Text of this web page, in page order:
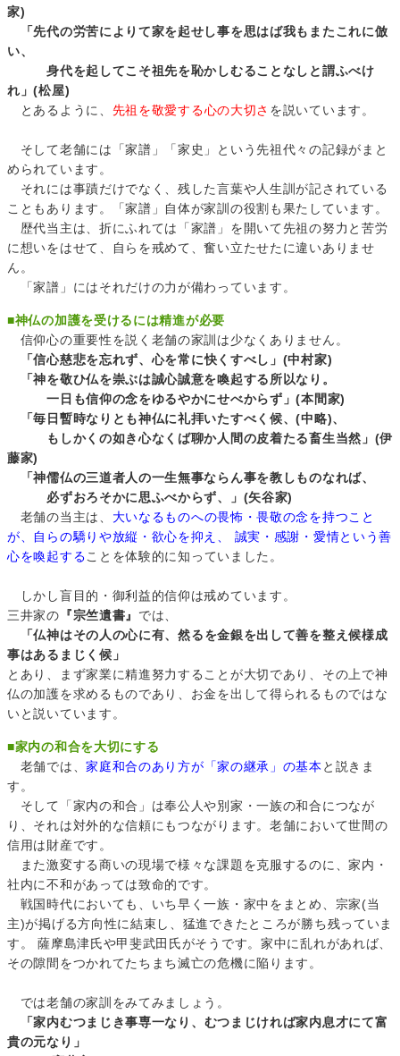
家)
「先代の労苦によりて家を起せし事を思はば我もまたこれに倣
い、
身代を起してこそ祖先を恥かしむることなしと謂ふべけ
れ」(松屋)
とあるように、 先祖を敬愛する心の大切さ を説いています。
そして老舗には「家譜」「家史」という先祖代々の記録がまと
められています。
それには事蹟だけでなく、残した言葉や人生訓が記されている
こともあります。「家譜」自体が家訓の役割も果たしています。
歴代当主は、折にふれては「家譜」を開いて先祖の努力と苦労
に想いをはせて、自らを戒めて、奮い立たせたに違いありませ
ん。
「家譜」にはそれだけの力が備わっています。
■神仏の加護を受けるには精進が必要
信仰心の重要性を説く老舗の家訓は少なくありません。
「信心慈悲を忘れず、心を常に快くすべし」(中村家)
「神を敬ひ仏を崇ぶは誠心誠意を喚起する所以なり。
一日も信仰の念をゆるやかにせべからず」(本間家)
「毎日暫時なりとも神仏に礼拝いたすべく候、(中略)、
もしかくの如き心なくば聊か人間の皮着たる畜生当然」(伊
藤家)
「神儒仏の三道者人の一生無事ならん事を教しものなれば、
必ずおろそかに思ふべからず、」(矢谷家)
老舗の当主は、 大いなるものへの畏怖・畏敬の念を持つこと
が、自らの驕りや放縦・欲心を抑え、 誠実・感謝・愛情という善
心を喚起することを体験的に知っていました。
しかし盲目的・御利益的信仰は戒めています。
三井家の 『宗竺遺書』 では、
「仏神はその人の心に有、然るを金銀を出して善を整え候様成
事はあるまじく候」
とあり、まず家業に精進努力することが大切であり、その上で神
仏の加護を求めるものであり、お金を出して得られるものではな
いと説いています。
■家内の和合を大切にする
老舗では、家庭和合のあり方が「家の継承」の基本 と説きま
す。
そして「家内の和合」は奉公人や別家・一族の和合につなが
り、それは対外的な信頼にもつながります。老舗において世間の
信用は財産です。
また激変する商いの現場で様々な課題を克服するのに、家内・
社内に不和があっては致命的です。
戦国時代においても、いち早く一族・家中をまとめ、宗家(当
主)が掲げる方向性に結束し、猛進できたところが勝ち残っていま
す。 薩摩島津氏や甲斐武田氏がそうです。家中に乱れがあれば、
その隙間をつかれてたちまち滅亡の危機に陥ります。
では老舗の家訓をみてみましょう。
「家内むつまじき事専一なり、むつまじければ家内息才にて富
貴の元なり」